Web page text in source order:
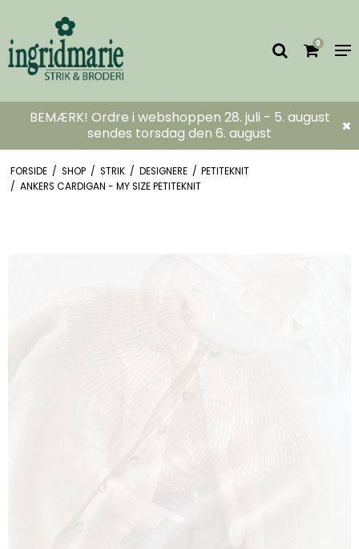
0
BEMÆRK! Ordre i webshoppen 28. juli - 5. august
sendes torsdag den 6. august
FORSIDE / SHOP / STRIK / DESIGNERE / PETITEKNIT
/ ANKERS CARDIGAN - MY SIZE PETITEKNIT